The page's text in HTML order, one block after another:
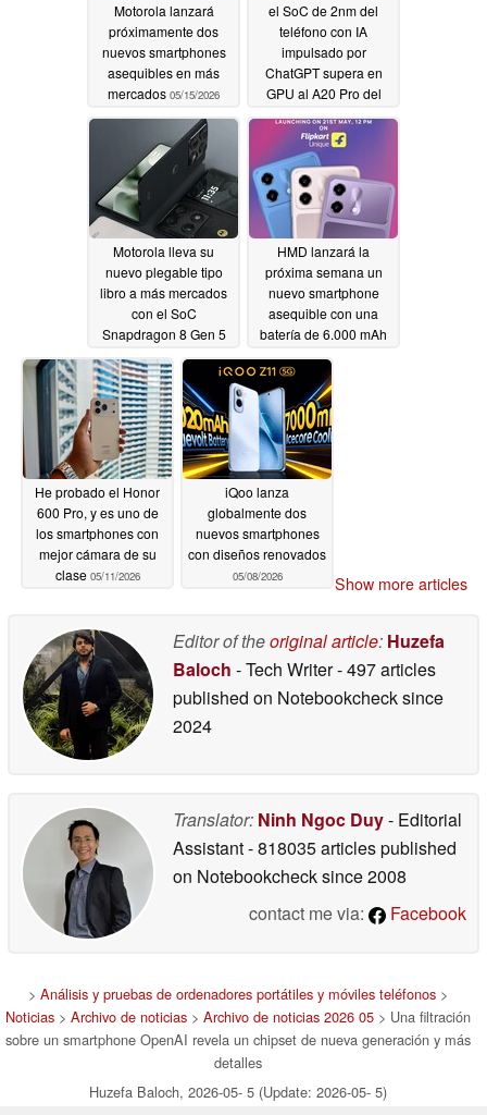
Motorola lanzará
próximamente dos
nuevos smartphones
asequibles en más
mercados 05/15/2026
el SoC de 2nm del
teléfono con IA
impulsado por
ChatGPT supera en
GPU al A20 Pro del
Snapdragon 8 Elite
Gen 6 del Galaxy S27
Ultra
05/14/2026
Motorola lleva su
nuevo plegable tipo
libro a más mercados
con el SoC
Snapdragon 8 Gen 5
05/13/2026
HMD lanzará la
próxima semana un
nuevo smartphone
asequible con una
batería de 6.000 mAh
05/11/2026
He probado el Honor
600 Pro, y es uno de
los smartphones con
mejor cámara de su
clase 05/11/2026
iQoo lanza
globalmente dos
nuevos smartphones
con diseños renovados
05/08/2026 Show more articles
Editor of theoriginal article: Huzefa
Baloch - Tech Writer- 497 articles
published on Notebookchecksince
2024
Translator: Ninh Ngoc Duy- Editorial
Assistant- 818035 articles published
on Notebookchecksince 2008
contact me via:
Facebook
> Análisis y pruebas de ordenadores portátiles y móviles teléfonos >
Noticias > Archivo de noticias > Archivo de noticias 2026 05 > Una filtración
sobre un smartphone OpenAI revela un chipset de nueva generación y más
detalles
Huzefa Baloch, 2026-05- 5 (Update: 2026-05- 5)